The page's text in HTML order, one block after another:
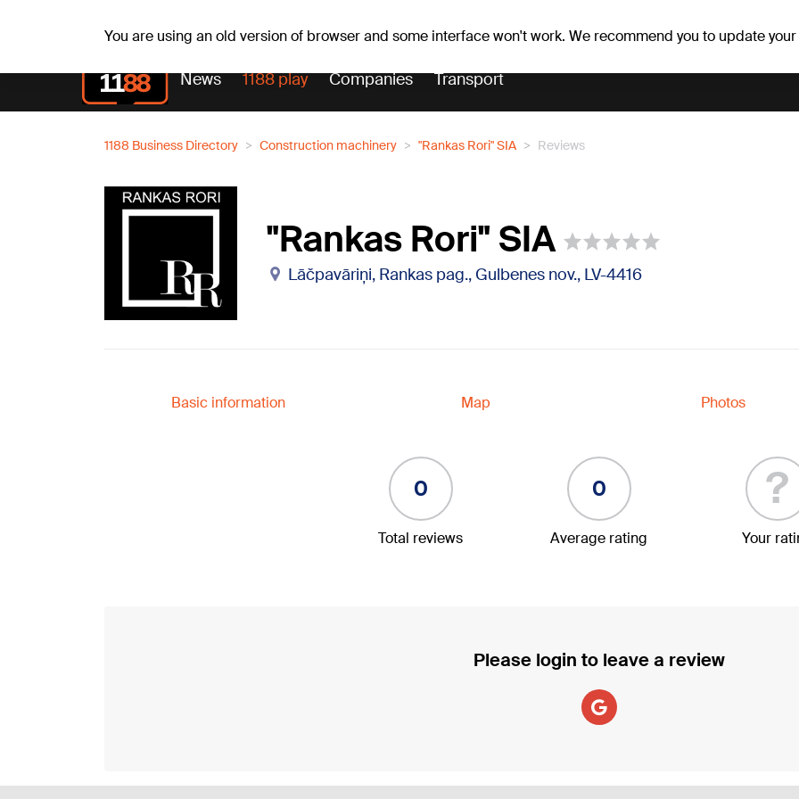
You are using an old version of browser and some interface won't work. We recommend you to update
News 1188 play Companies Transport
1188 Business Directory Construction machinery "Rankas Rori" SIA Reviews
"Rankas Rori" SIA
Lāčpavāriņi, Rankas pag., Gulbenes nov., LV-4416
Basic information Map Photos
0
Total reviews
0
Average rating
?
Your
Please login to leave a review